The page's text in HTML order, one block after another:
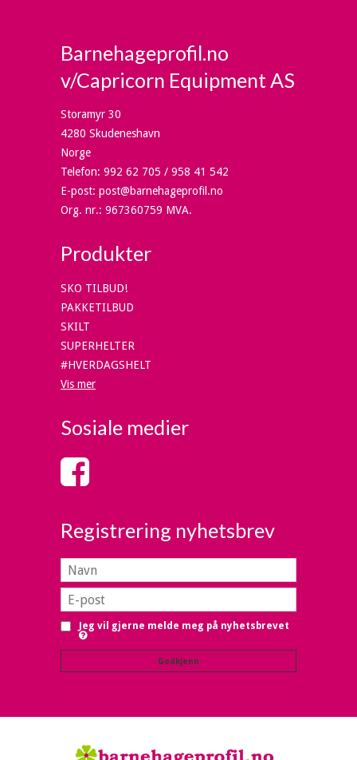
Barnehageprofil.no
v/Capricorn Equipment AS
Storamyr 30
4280 Skudeneshavn
Norge
Telefon: 992 62 705 / 958 41 542
E-post: post@barnehageprofil.no
Org. nr.: 967360759 MVA.
Produkter
SKO TILBUD!
PAKKETILBUD
SKILT
SUPERHELTER
#HVERDAGSHELT
Vis mer
Sosiale medier
Registrering nyhetsbrev
Jeg vil gjerne melde meg på nyhetsbrevet
Godkjenn